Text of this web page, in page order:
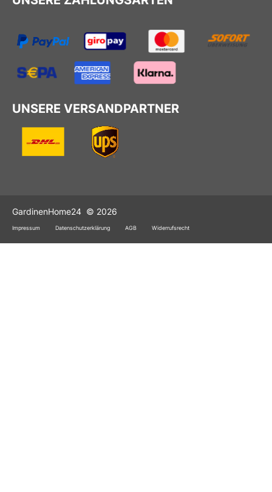
UNSERE VERSANDPARTNER
GardinenHome24 © 2026
Impressum Datenschutzerklärung AGB Widerrufsrecht